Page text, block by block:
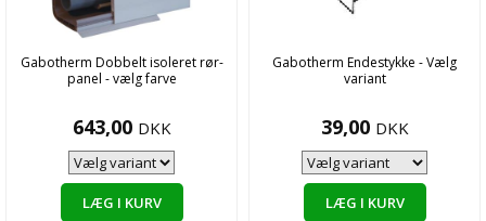
Gabotherm Dobbelt isoleret rør-
panel - vælg farve
643,00 DKK
LÆG I KURV
Gabotherm Endestykke - Vælg
variant
39,00 DKK
LÆG I KURV